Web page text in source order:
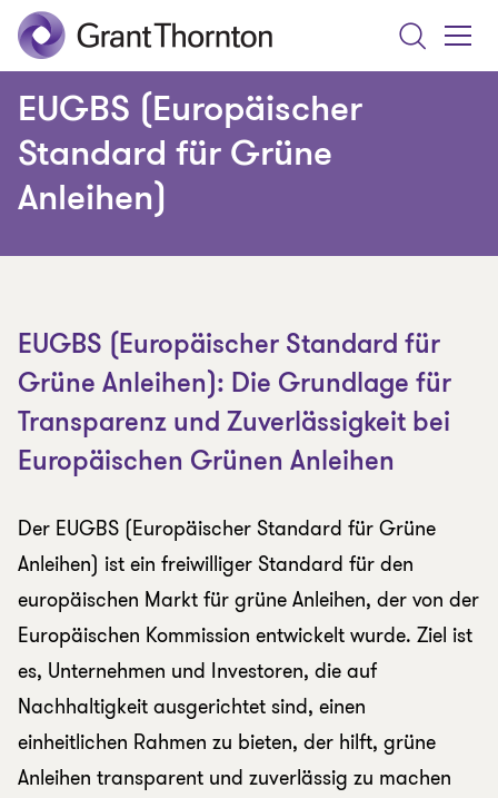
Search
Menu
EUGBS (Europäischer
Standard für Grüne
Anleihen)
EUGBS (Europäischer Standard für
Grüne Anleihen): Die Grundlage für
Transparenz und Zuverlässigkeit bei
Europäischen Grünen Anleihen
Der EUGBS (Europäischer Standard für Grüne
Anleihen) ist ein freiwilliger Standard für den
europäischen Markt für grüne Anleihen, der von der
Europäischen Kommission entwickelt wurde. Ziel ist
es, Unternehmen und Investoren, die auf
Nachhaltigkeit ausgerichtet sind, einen
einheitlichen Rahmen zu bieten, der hilft, grüne
Anleihen transparent und zuverlässig zu machen